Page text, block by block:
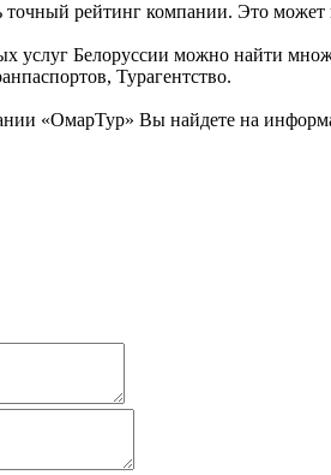
рейтинг компании. Это
услуг Белоруссии можно найти
Турагентство.
«ОмарТур» Вы найдете на